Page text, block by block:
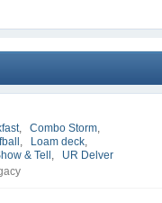
, Combo Storm,
, Loam deck,
& Tell ,
UR Delver